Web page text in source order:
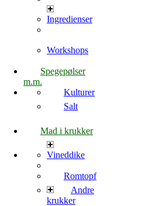
Ingredienser
Workshops
Spegepølser
m.m.
Kulturer
Salt
Mad i krukker
Vineddike
Romtopf
Andre
krukker